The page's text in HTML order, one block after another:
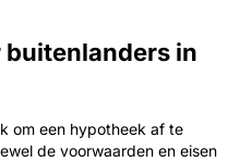
in
om een hypotheek af te
de voorwaarden en eisen